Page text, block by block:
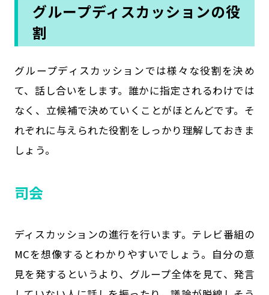
グループディスカッションの役
割
グループディスカッションでは様々な役割を決め
て、話し合いをします。誰かに指定されるわけでは
なく、立候補で決めていくことがほとんどです。そ
れぞれに与えられた役割をしっかり理解しておきま
しょう。
司会
ディスカッションの進行を行います。テレビ番組の
MCを想像するとわかりやすいでしょう。自分の意
見を発するというより、グループ全体を見て、発言